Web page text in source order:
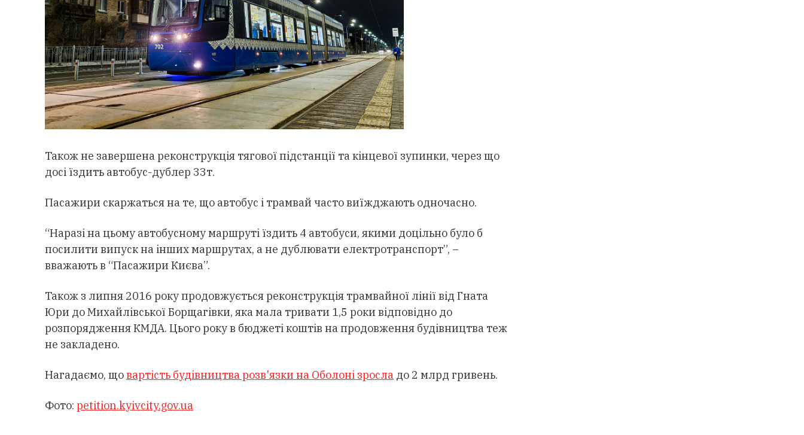
Також не завершена реконструкція тягової підстанції та кінцевої зупинки, через що
досі їздить автобус-дублер 33т.
Пасажири скаржаться на те, що автобус і трамвай часто виїжджають одночасно.
“Наразі на цьому автобусному маршруті їздить 4 автобуси, якими доцільно було б
посилити випуск на інших маршрутах, а не дублювати електротранспорт”, –
вважають в “Пасажири Києва”.
Також з липня 2016 року продовжується реконструкція трамвайної лінії від Гната
Юри до Михайлівської Борщагівки, яка мала тривати 1,5 роки відповідно до
розпорядження КМДА. Цього року в бюджеті коштів на продовження будівництва теж
не закладено.
Нагадаємо, щовартість будівництва розв'язки на Оболоні зросла до 2 млрд гривень.
Фото: petition.kyivcity.gov.ua